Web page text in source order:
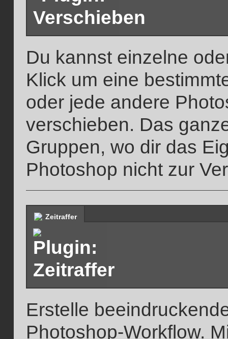
Du kannst einzelne
Klick um eine
oder jede andere
verschieben. Das
Gruppen, wo dir das
Photoshop nicht zur
Zeitraffer
Erstelle
Photoshop-Workflow.